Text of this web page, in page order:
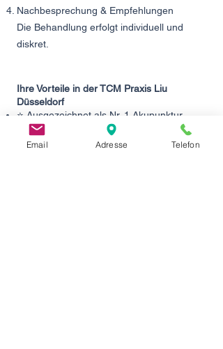
Nachbesprechung & Empfehlungen
Die Behandlung erfolgt individuell und
diskret.
Ihre Vorteile in der TCM Praxis Liu
Düsseldorf
⭐ Ausgezeichnet als Nr. 1 Akupunktur
Düsseldorf — ThreeBestRated.de
⭐ Mehrfach ausgezeichnet mit
Email Adresse Telefon